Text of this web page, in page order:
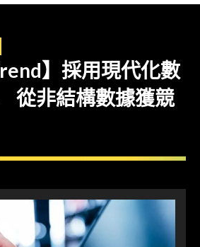
】採用現代化數
從非結構數據獲競